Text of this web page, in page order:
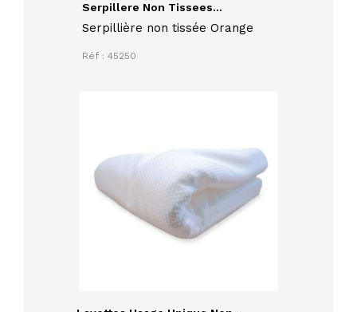
Serpillere Non Tissees...
Serpillière non tissée Orange
Réf : 45250